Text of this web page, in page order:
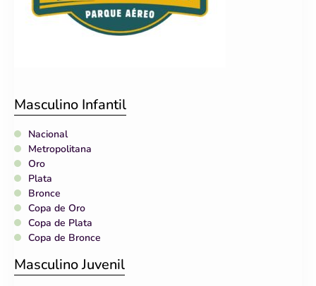
Masculino Infantil
Nacional
Metropolitana
Oro
Plata
Bronce
Copa de Oro
Copa de Plata
Copa de Bronce
Masculino Juvenil